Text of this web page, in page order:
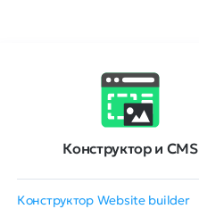
Конструктор и CMS
Конструктор Website builder